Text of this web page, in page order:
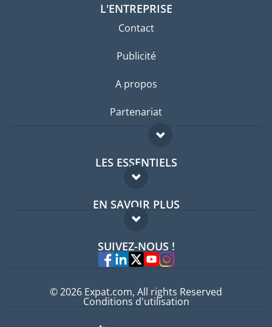
L'ENTREPRISE
Contact
Publicité
A propos
Partenariat
LES ESSENTIELS
Forum expatriés
Guides pays
EN SAVOIR PLUS
FAQ
Experts
SUIVEZ-NOUS !
© 2026 Expat.com, All rights Reserved
Conditions d'utilisation